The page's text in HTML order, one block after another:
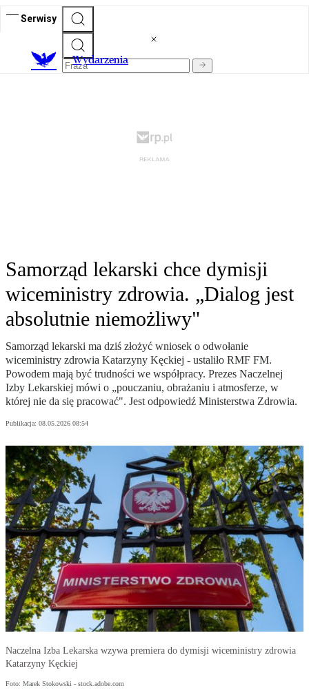
Serwisy
Wydarzenia
Samorząd lekarski chce dymisji
wiceministry zdrowia. „Dialog jest
absolutnie niemożliwy"
Samorząd lekarski ma dziś złożyć wniosek o odwołanie
wiceministry zdrowia Katarzyny Kęckiej - ustaliło RMF FM.
Powodem mają być trudności we współpracy. Prezes Naczelnej
Izby Lekarskiej mówi o „pouczaniu, obrażaniu i atmosferze, w
której nie da się pracować". Jest odpowiedź Ministerstwa Zdrowia.
Publikacja: 08.05.2026 08:54
Naczelna Izba Lekarska wzywa premiera do dymisji wiceministry zdrowia
Katarzyny Kęckiej
Foto: Marek Stokowski - stock.adobe.com